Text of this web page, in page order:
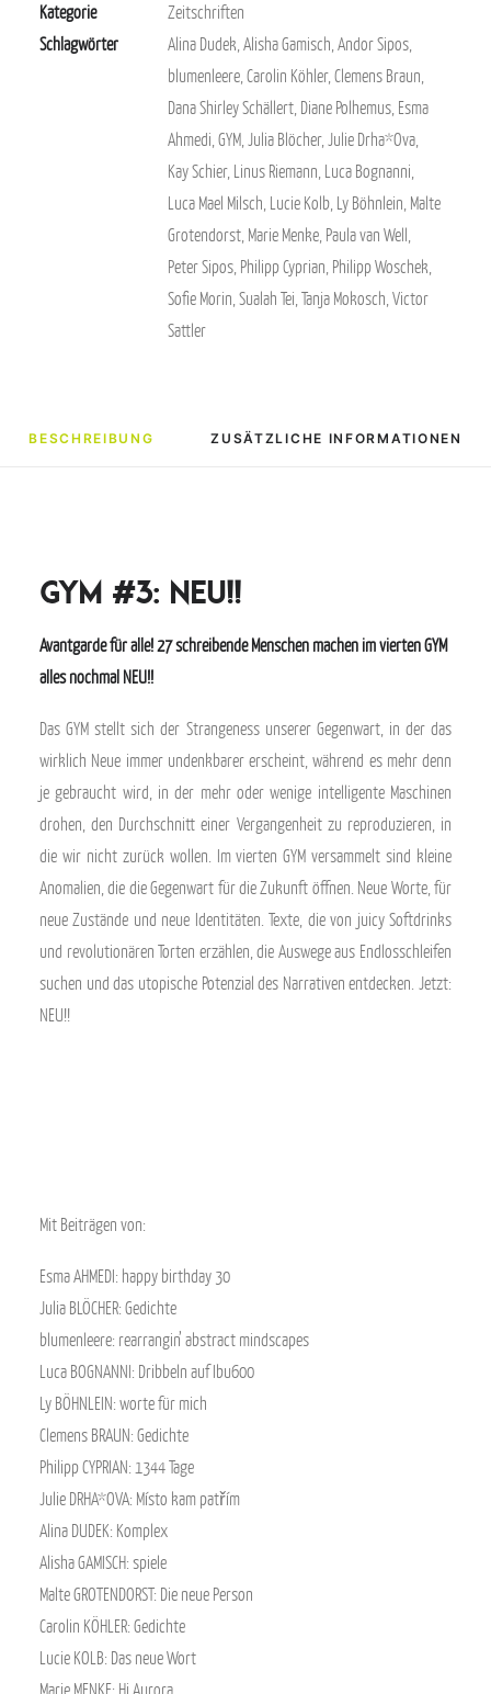
Kategorie
Zeitschriften
Schlagwörter
Alina Dudek,Alisha Gamisch,Andor Sipos,
blumenleere,Carolin Köhler,Clemens Braun,
Dana Shirley Schällert, Diane Polhemus, Esma
Ahmedi,GYM,Julia Blöcher,Julie Drha*Ova,
Kay Schier, Linus Riemann, Luca Bognanni,
Luca Mael Milsch, Lucie Kolb, Ly Böhnlein, Malte
Grotendorst, Marie Menke, Paula van Well,
Peter Sipos, Philipp Cyprian, Philipp Woschek,
Sofie Morin,Sualah Tei,Tanja Mokosch,Victor
Sattler
BESCHREIBUNG ZUSÄTZLICHE INFORMATIONEN
GYM #3: NEU!!
Avantgarde für alle! 27 schreibende Menschen machen im vierten GYM
alles nochmal NEU!!
Das GYM stellt sich der Strangeness unserer Gegenwart, in der das
wirklich Neue immer undenkbarer erscheint, während es mehr denn
je gebraucht wird, in der mehr oder wenige intelligente Maschinen
drohen, den Durchschnitt einer Vergangenheit zu reproduzieren, in
die wir nicht zurück wollen. Im vierten GYM versammelt sind kleine
Anomalien, die die Gegenwart für die Zukunft öffnen. Neue Worte, für
neue Zustände und neue Identitäten. Texte, die von juicy Softdrinks
und revolutionären Torten erzählen, die Auswege aus Endlosschleifen
suchen und das utopische Potenzial des Narrativen entdecken. Jetzt:
NEU!!
Mit Beiträgen von:
Esma AHMEDI: happy birthday 30
Julia BLÖCHER: Gedichte
blumenleere: rearrangin’ abstract mindscapes
Luca BOGNANNI: Dribbeln auf Ibu600
Ly BÖHNLEIN: worte für mich
Clemens BRAUN: Gedichte
Philipp CYPRIAN: 1344 Tage
Julie DRHA*OVA: Místo kam patřím
Alina DUDEK: Komplex
Alisha GAMISCH: spiele
Malte GROTENDORST: Die neue Person
Carolin KÖHLER: Gedichte
Lucie KOLB: Das neue Wort
Marie MENKE: Hi Aurora